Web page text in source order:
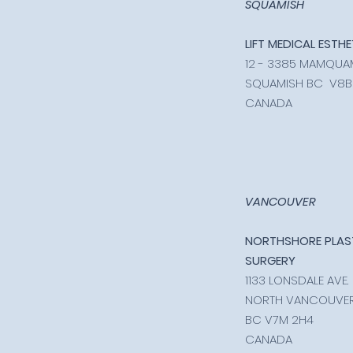
SQUAMISH
LIFT MEDICAL
12 - 3385
SQUAMISH BC
CANADA
VANCOUVER
NORTHSHORE
SURGERY
1133 LONSDALE AVE.
NORTH
BC V7M 2H4
CANADA